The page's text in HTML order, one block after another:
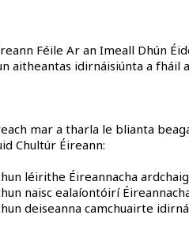
Féile Ar an Imeall Dhún
aitheantas idirnáisiúnta a fháil
mar a tharla le blianta
Chultúr Éireann:
léirithe Éireannacha
naisc ealaíontóirí
deiseanna camchuairte